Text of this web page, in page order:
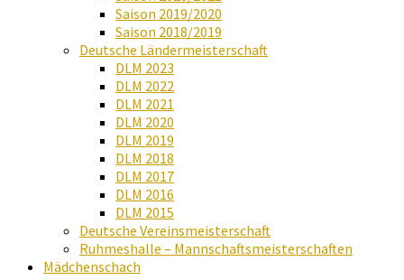
Saison 2019/2020
Saison 2018/2019
Deutsche Ländermeisterschaft
DLM 2023
DLM 2022
DLM 2021
DLM 2020
DLM 2019
DLM 2018
DLM 2017
DLM 2016
DLM 2015
Deutsche Vereinsmeisterschaft
Ruhmeshalle – Mannschaftsmeisterschaften
Mädchenschach